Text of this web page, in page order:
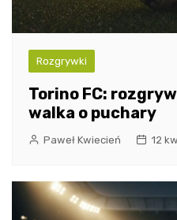
Rozgrywki
Torino FC:
walka o puchary
Paweł Kwiecień 12